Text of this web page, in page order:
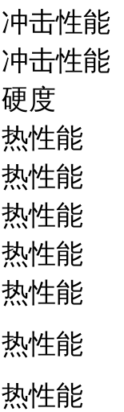
冲击性能
冲击性能
硬度
热性能
热性能
热性能
热性能
热性能
热性能
热性能